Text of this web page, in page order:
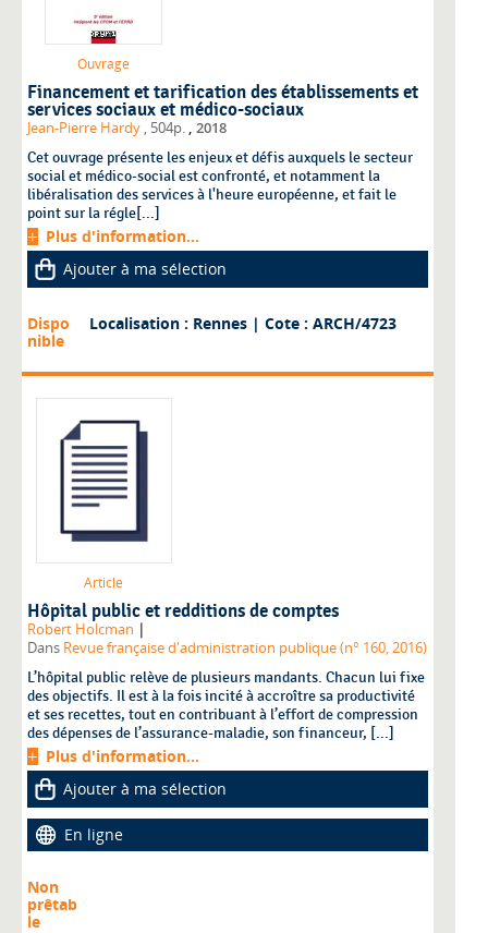
Ouvrage
Financement et tarification des établissements et
services sociaux et médico-sociaux
Jean-Pierre Hardy , 504p. 2018
Cet ouvrage présente les enjeux et défis auxquels le secteur
social et médico-social est confronté, et notamment la
libéralisation des services à l'heure européenne, et fait le
point sur la régle[...]
Plus d'information...
Ajouter à ma sélection
Dispo
nible
Localisation : Rennes | Cote : ARCH/4723
Article
Hôpital public et redditions de comptes
Robert Holcman |
Dans Revue française d'administration publique (n° 160, 2016)
L’hôpital public relève de plusieurs mandants. Chacun lui fixe
des objectifs. Il est à la fois incité à accroître sa productivité
et ses recettes, tout en contribuant à l’effort de compression
des dépenses de l’assurance-maladie, son financeur, [...]
Plus d'information...
Ajouter à ma sélection
En ligne
Non
prêtab
le